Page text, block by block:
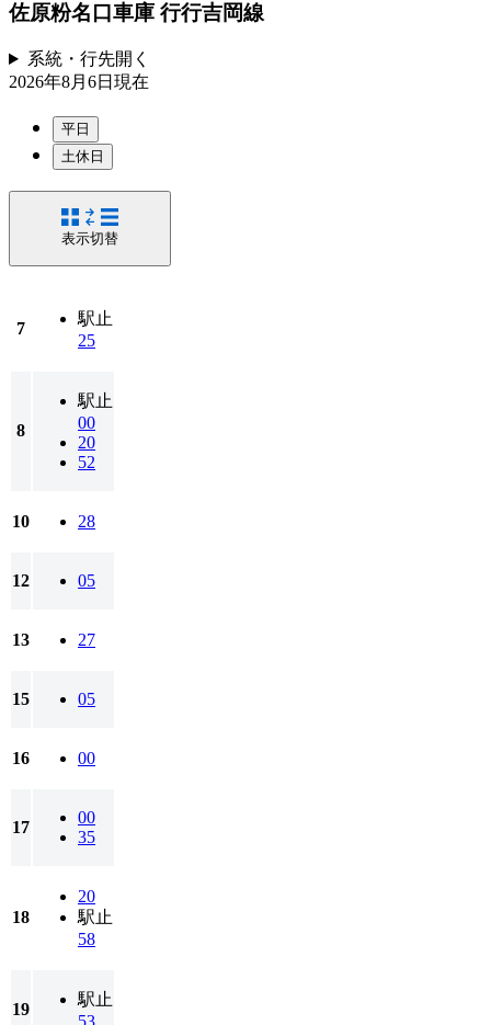
佐原粉名口車庫 行行吉岡線
系統・行先開く
2026年8月6日 現在
平日
土休日
表示切替
7
駅止
25
8
駅止
00
20
52
10 28
12 05
13 27
15 05
16 00
17
00
35
18
20
駅止
58
19
駅止
53